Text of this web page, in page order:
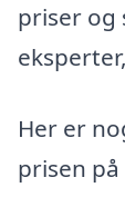
priser og
Her er
prisen